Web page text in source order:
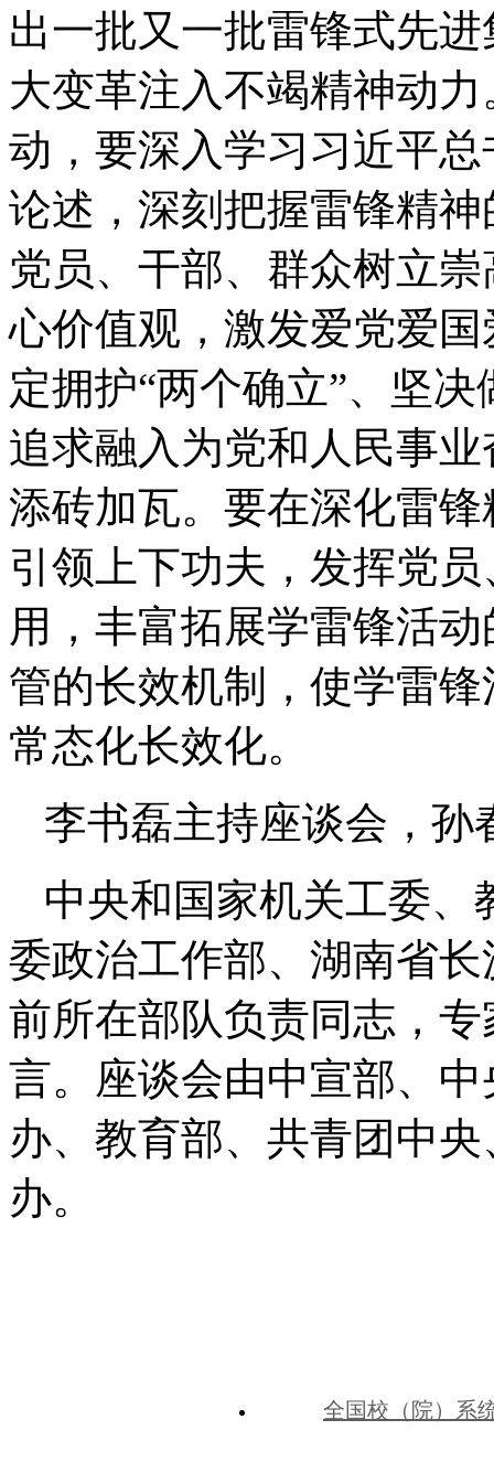
出一批又一批雷锋式先
大变革注入不竭精神动
动，要深入学习习近平
论述，深刻把握雷锋精
党员、干部、群众树立
心价值观，激发爱党爱
定拥护“两个确立”、坚
追求融入为党和人民事
添砖加瓦。要在深化雷
引领上下功夫，发挥党
用，丰富拓展学雷锋活
管的长效机制，使学雷
常态化长效化。
李书磊主持座谈会，孙
中央和国家机关工委
委政治工作部、湖南省
前所在部队负责同志，
言。座谈会由中宣部、
办、教育部、共青团中
办。
全国校（院）系